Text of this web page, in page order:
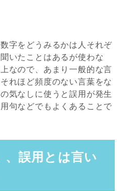
字をどうみるかは人それぞ
いたことはあるが使わな
なので、あまり一般的な言
れほど頻度のない言葉をな
気なしに使うと誤用が発生
句などでもよくあることで
、誤用とは言い